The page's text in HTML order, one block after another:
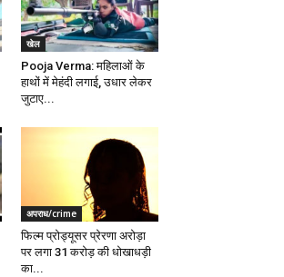
खेल
Pooja Verma: महिलाओं के
हाथों में मेहंदी लगाई, उधार लेकर
जुटाए...
अपराध/crime
फिल्म प्रोड्यूसर प्रेरणा अरोड़ा
पर लगा 31 करोड़ की धोखाधड़ी
का...